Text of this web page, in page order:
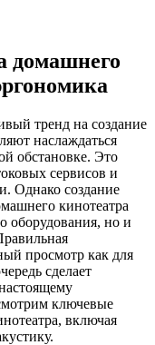
домашнего
тренд на создание
наслаждаться
обстановке. Это
сервисов и
Однако создание
кинотеатра
оборудования, но и
просмотр как для
сделает
ключевые
включая